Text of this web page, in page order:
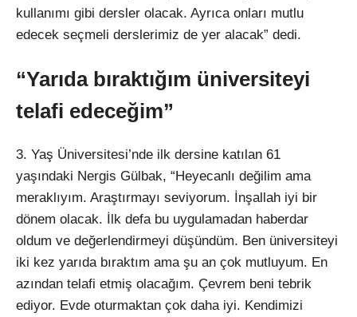
kullanımı gibi dersler olacak. Ayrıca onları mutlu
edecek seçmeli derslerimiz de yer alacak” dedi.
“Yarıda bıraktığım üniversiteyi
telafi edeceğim”
3. Yaş Üniversitesi’nde ilk dersine katılan 61
yaşındaki Nergis Gülbak, “Heyecanlı değilim ama
meraklıyım. Araştırmayı seviyorum. İnşallah iyi bir
dönem olacak. İlk defa bu uygulamadan haberdar
oldum ve değerlendirmeyi düşündüm. Ben üniversiteyi
iki kez yarıda bıraktım ama şu an çok mutluyum. En
azından telafi etmiş olacağım. Çevrem beni tebrik
ediyor. Evde oturmaktan çok daha iyi. Kendimizi